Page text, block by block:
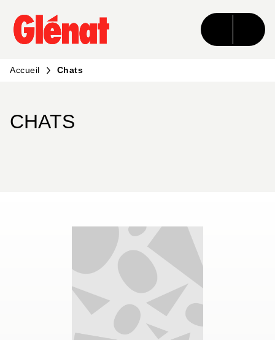
MENU RECHERCHE CONTENU
PIED DE PAGE
Accueil Chats
CHATS